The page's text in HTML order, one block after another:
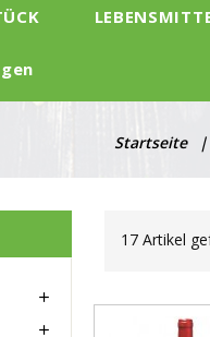
Startseite


17 Artikel